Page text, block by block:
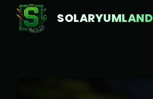
SOLARYUMLAND